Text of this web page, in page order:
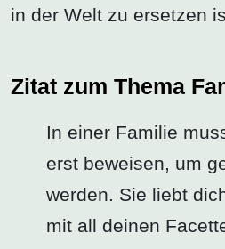
in der Welt zu ersetzen
Zitat zum Thema
In einer Familie
erst beweisen, um
werden. Sie liebt
mit all deinen